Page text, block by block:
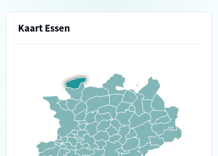
Kaart Essen